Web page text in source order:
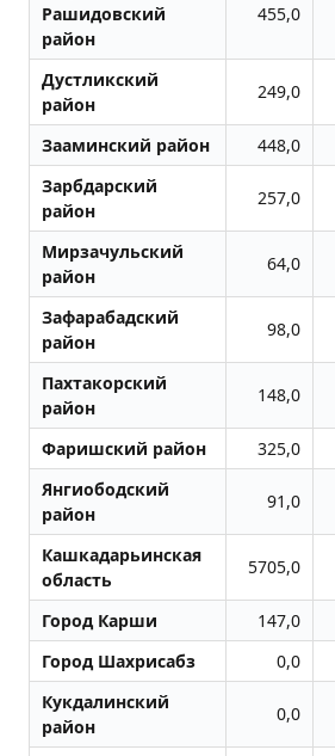
Рашидовский
район
455,0
Дустликский
район
249,0
Зааминский район 448,0
Зарбдарский
район
257,0
Мирзачульский
район
64,0
Зафарабадский
район
98,0
Пахтакорский
район
148,0
Фаришский район 325,0
Янгиободский
район
91,0
Кашкадарьинская
область
5705,0
Город Карши 147,0
Город Шахрисабз
0,0
Кукдалинский
район
0,0